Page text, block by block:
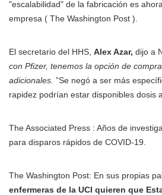
"escalabilidad" de la fabricación es
empresa ( The Washington Post ).
El secretario del HHS, Alex Azar, dijo a
con Pfizer, tenemos la opción de
adicionales. ”Se negó a ser más
rapidez podrían estar disponibles dosis
The Associated Press : Años de
para disparos rápidos de COVID-19.
The Washington Post: En sus propias
enfermeras de la UCI quieren que